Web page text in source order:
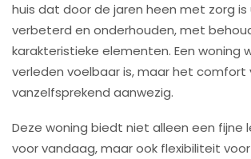
huis dat door de jaren heen met zorg
verbeterd en onderhouden, met
karakteristieke elementen. Een woning
verleden voelbaar is, maar het comfort
vanzelfsprekend aanwezig.
Deze woning biedt niet alleen een fijne
voor vandaag, maar ook flexibiliteit